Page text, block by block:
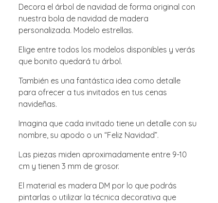
Decora el árbol de navidad de forma original con
nuestra bola de navidad de madera
personalizada. Modelo estrellas.
Elige entre todos los modelos disponibles y verás
que bonito quedará tu árbol.
También es una fantástica idea como detalle
para ofrecer a tus invitados en tus cenas
navideñas.
Imagina que cada invitado tiene un detalle con su
nombre, su apodo o un “Feliz Navidad”.
Las piezas miden aproximadamente entre 9-10
cm y tienen 3 mm de grosor.
El material es madera DM por lo que podrás
pintarlas o utilizar la técnica decorativa que